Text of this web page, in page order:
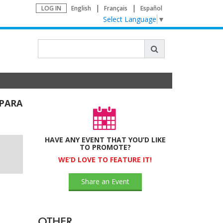
LOG IN English Français Español
Select Language ▼
HAVE ANY EVENT THAT YOU’D LIKE
TO PROMOTE?
WE’D LOVE TO FEATURE IT!
Share an Event